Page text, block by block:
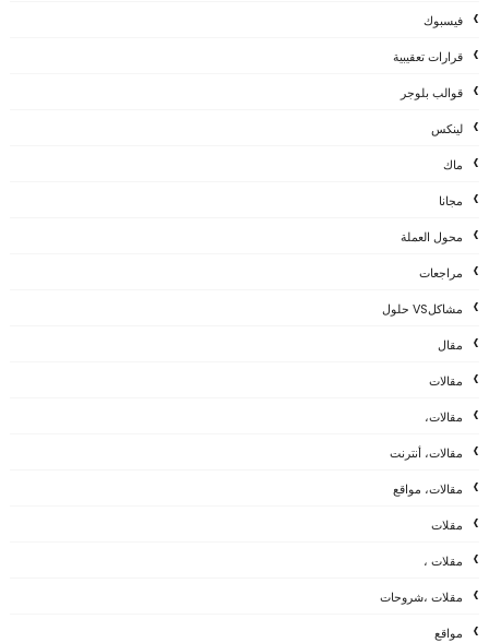
فيسبوك
قرارات تعقيبية
قوالب بلوجر
لينكس
ماك
مجانا
محول العملة
مراجعات
مشاكلVS حلول
مقال
مقالات
مقالات،
مقالات، أنترنت
مقالات، مواقع
مقلات
مقلات ،
مقلات ،شروحات
مواقع